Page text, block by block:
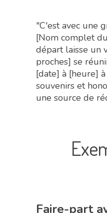
"C'est avec une
[Nom complet
départ laisse un
proches] se
[date] à [heure]
souvenirs et
une source de
Faire-part